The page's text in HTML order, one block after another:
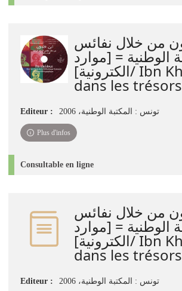
من خلال نفائس
الوطنية = [موارد
الكترونية]/ Ibn Khaldoun
dans les
Editeur : تونس : المكتبة الوطنية، 2006
Plus d'infos
Consultable en ligne
من خلال نفائس
الوطنية = [موارد
الكترونية]/ Ibn Khaldoun
dans les
Editeur : تونس : المكتبة الوطنية، 2006